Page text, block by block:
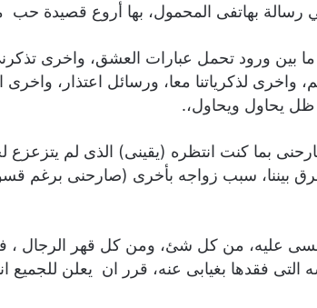
رسالة بهاتفى المحمول، بها أروع قصيدة
ما بين ورود تحمل عبارات العشق، واخرى
لذكرياتنا معا، ورسائل اعتذار،
يحاول ويحاول،.
بما كنت انتظره (يقينى) الذى لم يتزعزع
بيننا، سبب زواجه بأخرى (صارحنى برغم
عليه، من كل شئ، ومن كل قهر الرجال ،
فقدها بغيابى عنه، قرر ان يعلن للجميع